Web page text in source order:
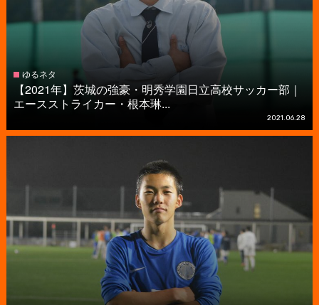
ゆるネタ
【2021年】茨城の強豪・明秀学園日立高校サッカー部｜
エースストライカー・根本琳...
2021.06.28